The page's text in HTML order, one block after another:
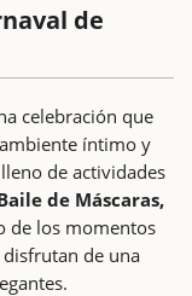
de
celebración que
íntimo y
de actividades
de Máscaras,
de los momentos
de una